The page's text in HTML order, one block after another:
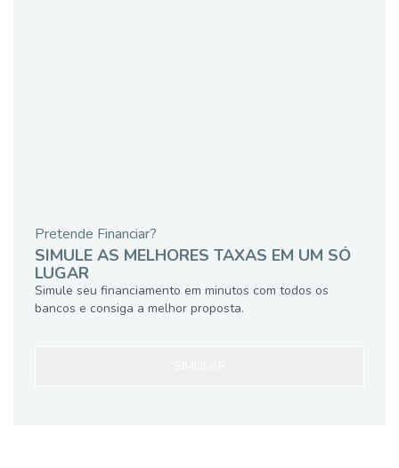
Pretende Financiar?
SIMULE AS MELHORES TAXAS EM UM SÓ
LUGAR
Simule seu financiamento em minutos com todos os
bancos e consiga a melhor proposta.